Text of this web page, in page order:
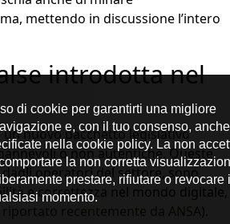
mettendo in discussione l’intero
introdotta nel
nuovo pacchetto legislativo
o non autentiche. Queste
operatori del settore, sono
e correttezza nel mondo digitale,
recentemente da ANSA).